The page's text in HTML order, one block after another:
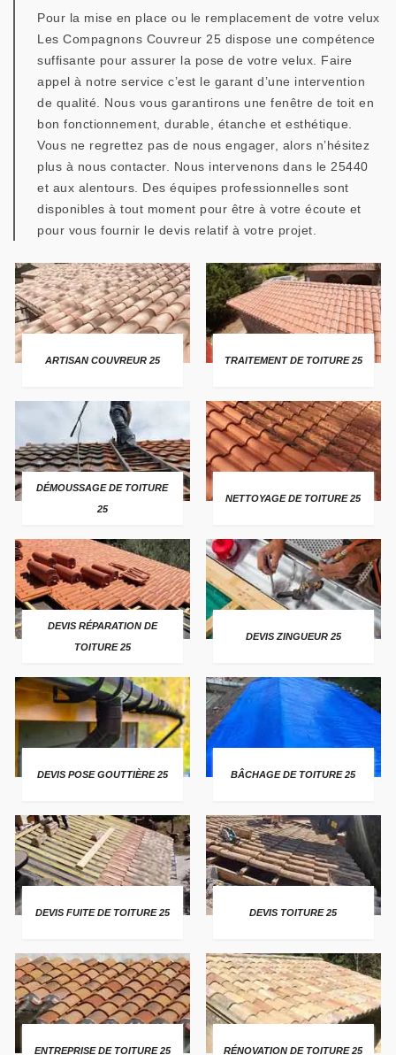
Pour la mise en place ou le remplacement de votre velux
Les Compagnons Couvreur 25 dispose une compétence
suffisante pour assurer la pose de votre velux. Faire
appel à notre service c’est le garant d’une intervention
de qualité. Nous vous garantirons une fenêtre de toit en
bon fonctionnement, durable, étanche et esthétique.
Vous ne regrettez pas de nous engager, alors n’hésitez
plus à nous contacter. Nous intervenons dans le 25440
et aux alentours. Des équipes professionnelles sont
disponibles à tout moment pour être à votre écoute et
pour vous fournir le devis relatif à votre projet.
ARTISAN COUVREUR 25 TRAITEMENT DE TOITURE 25
DÉMOUSSAGE DE TOITURE
25
NETTOYAGE DE TOITURE 25
DEVIS RÉPARATION DE
TOITURE 25
DEVIS ZINGUEUR 25
DEVIS POSE GOUTTIÈRE 25 BÂCHAGE DE TOITURE 25
DEVIS FUITE DE TOITURE 25 DEVIS TOITURE 25
ENTREPRISE DE TOITURE 25 RÉNOVATION DE TOITURE 25